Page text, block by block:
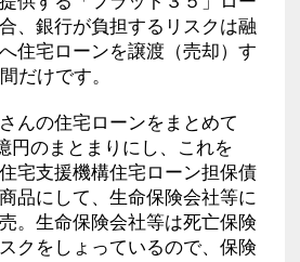
、銀行が負担するリスクは融
住宅ローンを譲渡（売却）す
だけです。
んの住宅ローンをまとめて
円のまとまりにし、これを
宅支援機構住宅ローン担保債
品にして、生命保険会社等に
。生命保険会社等は死亡保険
クをしょっているので、保険